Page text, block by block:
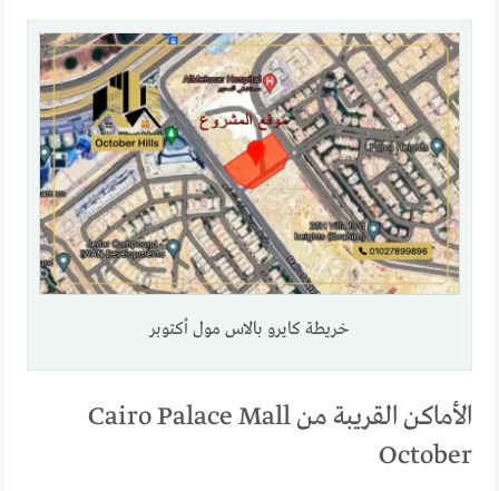
خريطة كايرو بالاس مول أكتوبر
الأماكن القريبة من Cairo Palace Mall
October